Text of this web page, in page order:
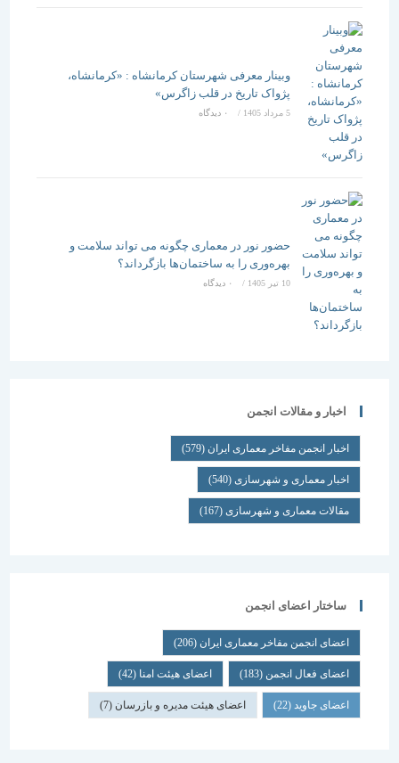
وبینار معرفی شهرستان کرمانشاه : «کرمانشاه،
پژواک تاریخ در قلب زاگرس»
5 مرداد 1405 / ۰ دیدگاه
حضور نور در معماری چگونه می تواند سلامت و
بهره‌وری را به ساختمان‌ها بازگرداند؟
/ ۰ دیدگاه
اخبار و مقالات انجمن
اخبار انجمن مفاخر معماری ایران (579)
اخبار معماری و شهرسازی(540)
مقالات معماری و شهرسازی(167)
ساختار اعضای انجمن
اعضای انجمن مفاخر معماری ایران (206)
اعضای فعال انجمن(183) اعضای هیئت امنا(42)
اعضای جاوید(22) اعضای هیئت مدیره و بازرسان(7)